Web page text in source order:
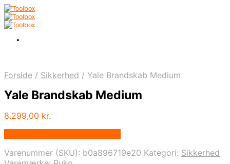
Forside / Sikkerhed / Yale Brandskab Medium
Yale Brandskab Medium
8.299,00 kr.
Varenummer (SKU): b0a896719e20 Kategori: Sikkerhed